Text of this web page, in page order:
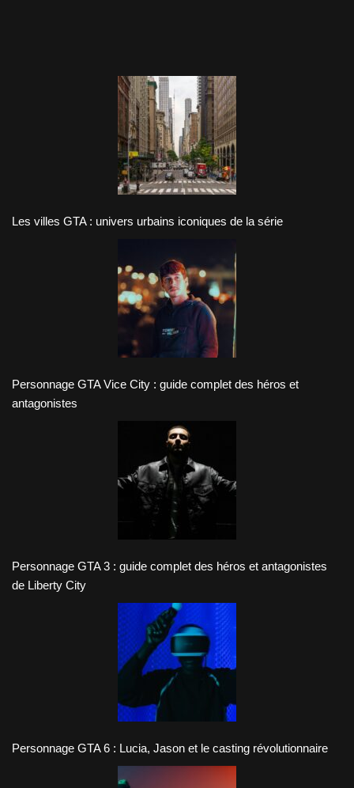
Les villes GTA : univers urbains iconiques de la série
Personnage GTA Vice City : guide complet des héros et
antagonistes
Personnage GTA 3 : guide complet des héros et antagonistes
de Liberty City
Personnage GTA 6 : Lucia, Jason et le casting révolutionnaire